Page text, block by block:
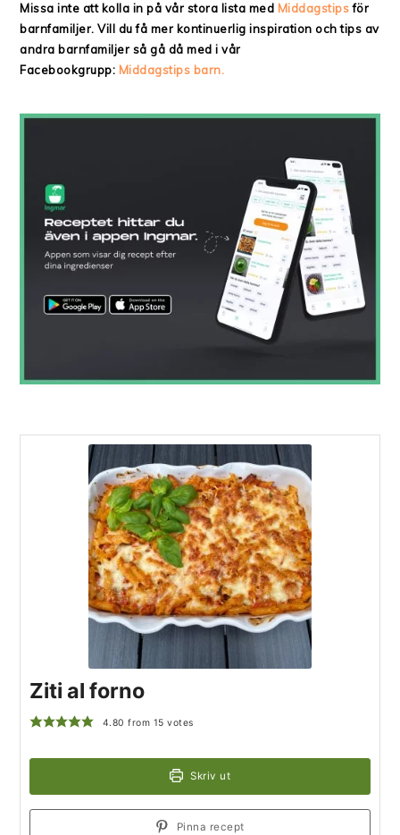
Missa inte att kolla in på vår stora lista med Middagstipsför
barnfamiljer. Vill du få mer kontinuerlig inspiration och tips av
andra barnfamiljer så gå då med i vår
Facebookgrupp: Middagstips barn.
Ziti al forno
4.80 from 15 votes
Skriv ut
Pinna recept